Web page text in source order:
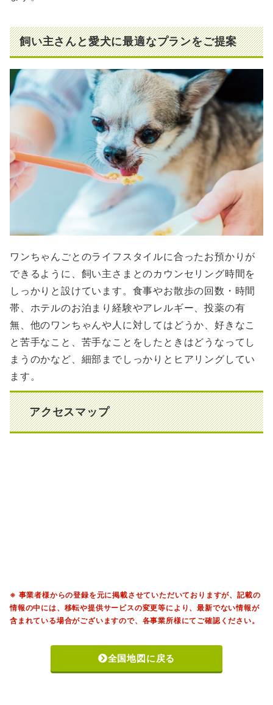
飼い主さんと愛犬に最適なプランをご提案
ワンちゃんごとのライフスタイルに合ったお預かりが
できるように、飼い主さまとのカウンセリング時間を
しっかりと設けています。食事やお散歩の回数・時間
帯、ホテルのお泊まり経験やアレルギー、投薬の有
無、他のワンちゃんや人に対してはどうか、好きなこ
と苦手なこと、苦手なことをしたときはどうなってし
まうのかなど、細部までしっかりとヒアリングしてい
ます。
アクセスマップ
※ 事業者様からの登録を元に掲載させていただいておりますが、記載の
情報の中には、移転や提供サービスの変更等により、最新でない情報が
含まれている場合がございますので、各事業所様にてご確認ください。
全国地図に戻る